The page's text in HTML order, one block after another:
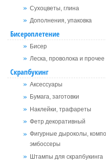
Сухоцветы, глина
Дополнения, упаковка
Бисероплетение
Бисер
Леска, проволока и прочее
Скрапбукинг
Аксессуары
Бумага, заготовки
Наклейки, трафареты
Фетр декоративный
Фигурные дыроколы,
эмбоссеры
Штампы для скрапбукинга